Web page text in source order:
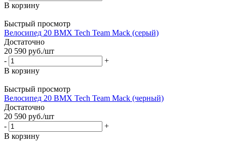
В корзину
Быстрый просмотр
Велосипед 20 BMX Tech Team Mack (серый)
Достаточно
20 590 руб./шт
-
+
В корзину
Быстрый просмотр
Велосипед 20 BMX Tech Team Mack (черный)
Достаточно
20 590 руб./шт
-
+
В корзину